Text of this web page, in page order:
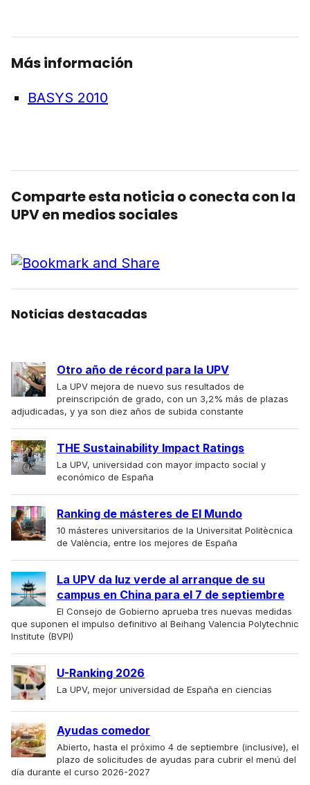
Más información
BASYS 2010
Comparte esta noticia o conecta con la
UPV en medios sociales
Noticias destacadas
Otro año de récord para la UPV
La UPV mejora de nuevo sus resultados de
preinscripción de grado, con un 3,2% más de plazas
adjudicadas, y ya son diez años de subida constante
THE Sustainability Impact Ratings
La UPV, universidad con mayor impacto social y
económico de España
Ranking de másteres de El Mundo
10 másteres universitarios de la Universitat Politècnica
de València, entre los mejores de España
La UPV da luz verde al arranque de su
campus en China para el 7 de septiembre
El Consejo de Gobierno aprueba tres nuevas medidas
que suponen el impulso definitivo al Beihang Valencia Polytechnic
Institute (BVPI)
U-Ranking 2026
La UPV, mejor universidad de España en ciencias
Ayudas comedor
Abierto, hasta el próximo 4 de septiembre (inclusive), el
plazo de solicitudes de ayudas para cubrir el menú del
día durante el curso 2026-2027